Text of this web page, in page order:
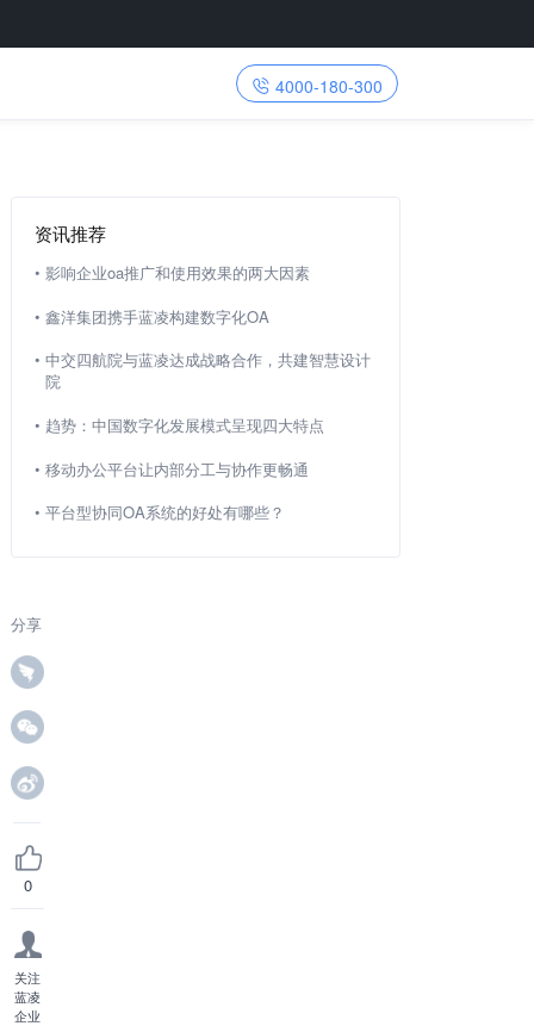
4000-180-300
资讯推荐
• 影响企业oa推广和使用效果的两大因素
• 鑫洋集团携手蓝凌构建数字化OA
• 中交四航院与蓝凌达成战略合作，共建智慧设计
院
• 趋势：中国数字化发展模式呈现四大特点
• 移动办公平台让内部分工与协作更畅通
• 平台型协同OA系统的好处有哪些？
分享
0
关注
蓝凌
企业